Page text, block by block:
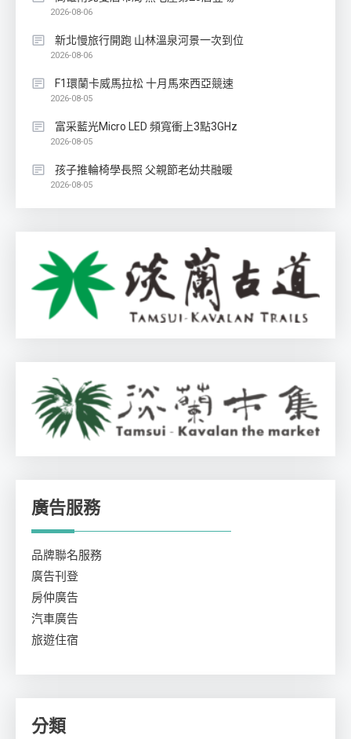
2026-08-06
新北慢旅行開跑 山林溫泉河景一次到位
2026-08-06
F1環蘭卡威馬拉松 十月馬來西亞競速
2026-08-05
富采藍光Micro LED 頻寬衝上3點3GHz
2026-08-05
孩子推輪椅學長照 父親節老幼共融暖
2026-08-05
廣告服務
品牌聯名服務
廣告刊登
房仲廣告
汽車廣告
旅遊住宿
分類